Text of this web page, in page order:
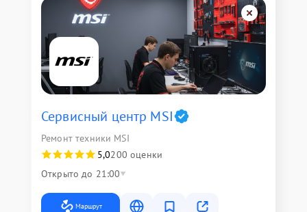
Сервисный центр MSI
Ремонт техники MSI
5,0200 оценки
Открыто до 21:00
Маршрут